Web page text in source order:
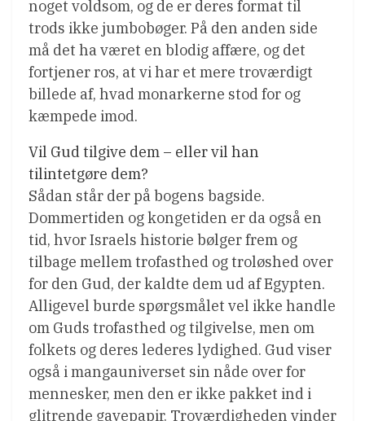
noget voldsom, og de er deres format til
trods ikke jumbobøger. På den anden side
må det ha været en blodig affære, og det
fortjener ros, at vi har et mere troværdigt
billede af, hvad monarkerne stod for og
kæmpede imod.
Vil Gud tilgive dem – eller vil han
tilintetgøre dem?
Sådan står der på bogens bagside.
Dommertiden og kongetiden er da også en
tid, hvor Israels historie bølger frem og
tilbage mellem trofasthed og troløshed over
for den Gud, der kaldte dem ud af Egypten.
Alligevel burde spørgsmålet vel ikke handle
om Guds trofasthed og tilgivelse, men om
folkets og deres lederes lydighed. Gud viser
også i mangauniverset sin nåde over for
mennesker, men den er ikke pakket ind i
glitrende gavepapir. Troværdigheden vinder